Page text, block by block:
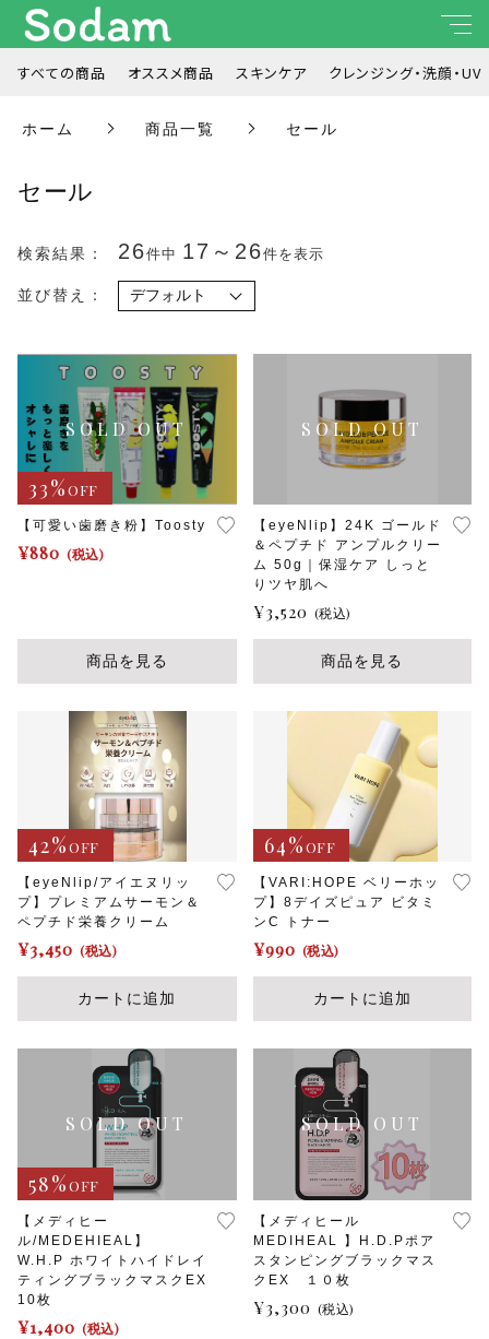
すべての商品 オススメ商品 スキンケア クレンジング・洗顔・UV
ホーム 商品一覧 セール
セール
検索結果： 26件中 17～26件を表示
並び替え：
【可愛い歯磨き粉】Toosty
¥880 (税込)
33%OFF
商品を見る
商
品
に
は
複
数
の
バ
ョ
ン
は
商
品
ペ
か
ら
す
【eyeNlip】24K ゴールド
＆ペプチド アンプルクリー
ム 50g｜保湿ケア しっと
りツヤ肌へ
¥3,520 (税込)
商品を見る
【eyeNlip/アイエヌリッ
プ】プレミアムサーモン＆
ペプチド栄養クリーム
¥3,450 (税込)
42%OFF
カートに追加
【VARI:HOPE ベリーホッ
プ】8デイズピュア ビタミ
ンC トナー
¥990 (税込)
64%OFF
カートに追加
【メディヒー
ル/MEDEHIEAL】
W.H.P ホワイトハイドレイ
ティングブラックマスクEX
10枚
¥1,400 (税込)
58%OFF
【メディヒール
MEDIHEAL 】H.D.Pポア
スタンピングブラックマス
クEX １０枚
¥3,300 (税込)
メイク
ヘア / ボディケア
men'sケア
その他
キーワード検索
こだわり検索
価格帯
その他
セール